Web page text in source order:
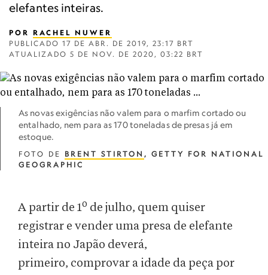
elefantes inteiras.
POR RACHEL NUWER
PUBLICADO 17 DE ABR. DE 2019, 23:17 BRT
ATUALIZADO 5 DE NOV. DE 2020, 03:22 BRT
As novas exigências não valem para o marfim cortado ou
entalhado, nem para as 170 toneladas de presas já em
estoque.
FOTO DE BRENT STIRTON , GETTY FOR NATIONAL
GEOGRAPHIC
A partir de 1o de julho, quem quiser
registrar e vender uma presa de elefante
inteira no Japão deverá,
primeiro, comprovar a idade da peça por